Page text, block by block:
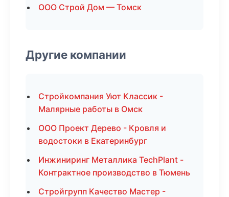
ООО Строй Дом — Томск
Другие компании
Стройкомпания Уют Классик -
Малярные работы в Омск
ООО Проект Дерево - Кровля и
водостоки в Екатеринбург
Инжиниринг Металлика TechPlant -
Контрактное производство в Тюмень
Стройгрупп Качество Мастер -